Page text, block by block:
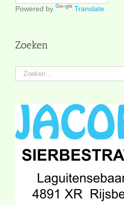
Powered by Translate
Zoeken
Zoeken
naar: